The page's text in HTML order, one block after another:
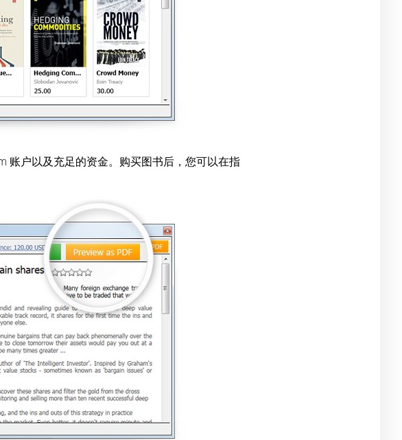
账户以及充足的资金。购买图书后，您可以在指